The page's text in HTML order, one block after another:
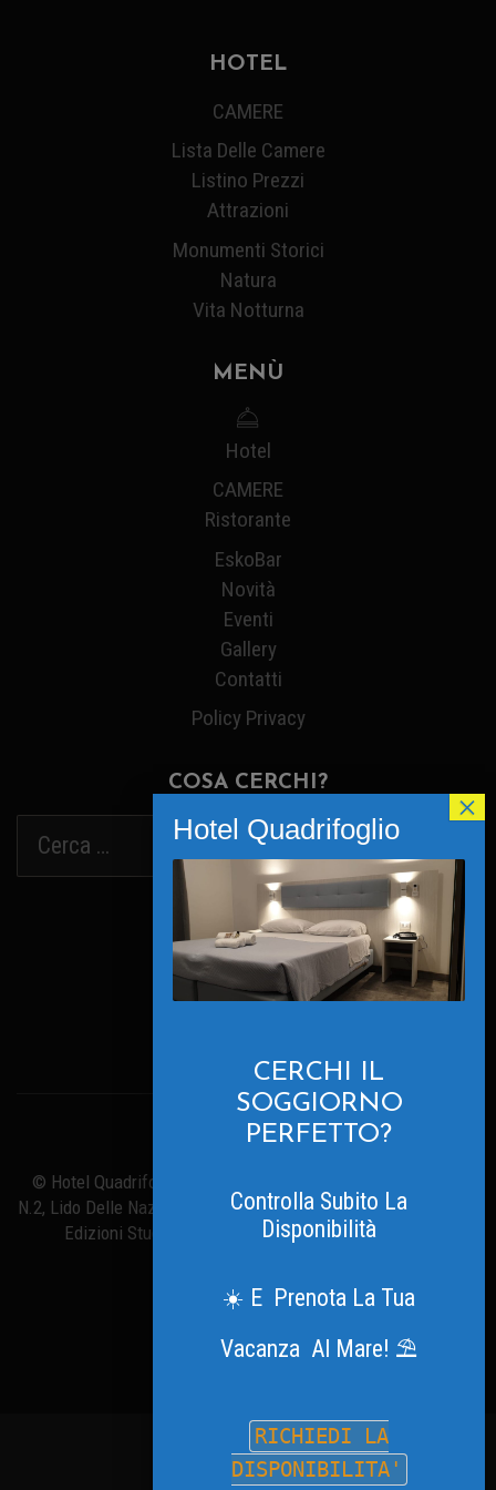
HOTEL
CAMERE
Lista Delle Camere
Listino Prezzi
Attrazioni
Monumenti Storici
Natura
Vita Notturna
MENÙ
Hotel
CAMERE
Ristorante
EskoBar
Novità
Eventi
Gallery
Contatti
Policy Privacy
COSA CERCHI?
Powered By Translate
© Hotel Quadrifoglio. All Rights Reserved - Viale Inghilterra
N.2, Lido Delle Nazioni (FE) Tel.:+39 0533 379316 | Powered By
Edizioni Studio I.G.P.I.
CERCHI IL
SOGGIORNO
PERFETTO?
Controlla Subito La
Disponibilità
☀️ E Prenota La Tua
Vacanza Al Mare! ⛱️
RICHIEDI LA
DISPONIBILITA'